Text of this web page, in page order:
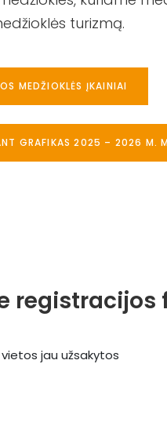
turizmą.
MEDŽIOKLĖS ĮKAINIAI
GRAFIKAS 2025 – 2026 M.
registracijos
jau užsakytos